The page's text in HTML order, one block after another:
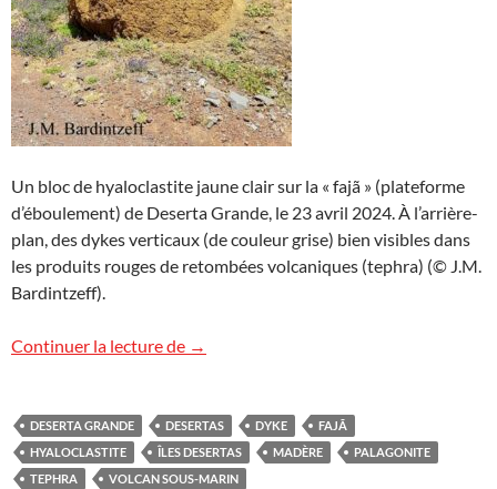
Un bloc de hyaloclastite jaune clair sur la « fajã » (plateforme
d’éboulement) de Deserta Grande, le 23 avril 2024. À l’arrière-
plan, des dykes verticaux (de couleur grise) bien visibles dans
les produits rouges de retombées volcaniques (tephra) (© J.M.
Bardintzeff).
Continuer la lecture de Hyaloclastites à Deserta Grande
→
DESERTA GRANDE DESERTAS DYKE
FAJÃ
HYALOCLASTITE
ÎLES DESERTAS MADÈRE
PALAGONITE
TEPHRA
VOLCAN SOUS-MARIN